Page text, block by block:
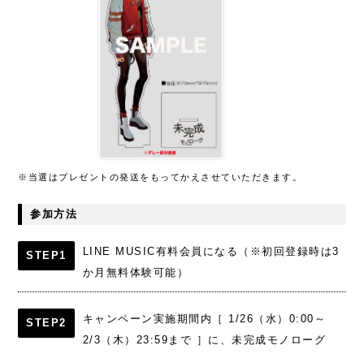
※当選はプレゼントの発送をもってかえさせていただきます。
参加方法
STEP1
LINE MUSIC有料会員になる（※初回登録時は3
か月無料体験可能）
STEP2
キャンペーン実施期間内［ 1/26（水）0:00～
2/3（木）23:59まで ］に、未完成モノローグ